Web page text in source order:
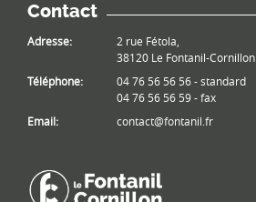
Contact
Adresse:
2 rue Fétola,
38120 Le Fontanil-Cornillon
Téléphone:
04 76 56 56 56 - standard
04 76 56 56 59 - fax
Email:
contact@fontanil.fr